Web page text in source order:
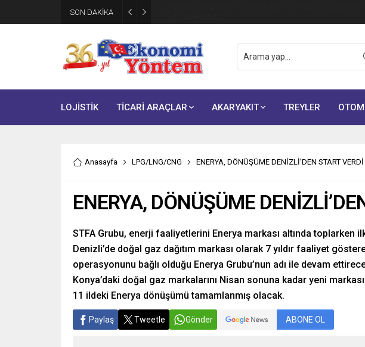
SON DAKİKA
LOJİSTİK TİCARİ ARAÇLAR AKARYAKIT TREYLER
Anasayfa LPG/LNG/CNG ENERYA, DÖNÜŞÜME DENİZLİ’DEN START VERDİ
ENERYA, DÖNÜŞÜME
STFA Grubu, enerji faaliyetlerini Enerya markası altında toplarken
Denizli’de doğal gaz dağıtım markası olarak 7 yıldır faaliyet
operasyonunu bağlı olduğu Enerya Grubu’nun adı ile devam
Konya’daki doğal gaz markalarını Nisan sonuna kadar yeni
11 ildeki Enerya dönüşümü tamamlanmış olacak.
Paylaş Tweetle Gönder ABONE OL